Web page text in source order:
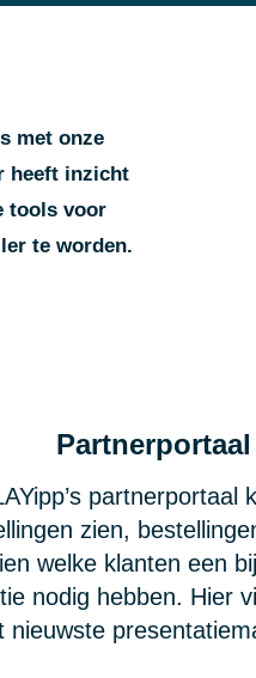
met onze
heeft inzicht
tools voor
te worden.
Partnerportaal
partnerportaal
zien,
welke klanten een
nodig hebben. Hier
nieuwste